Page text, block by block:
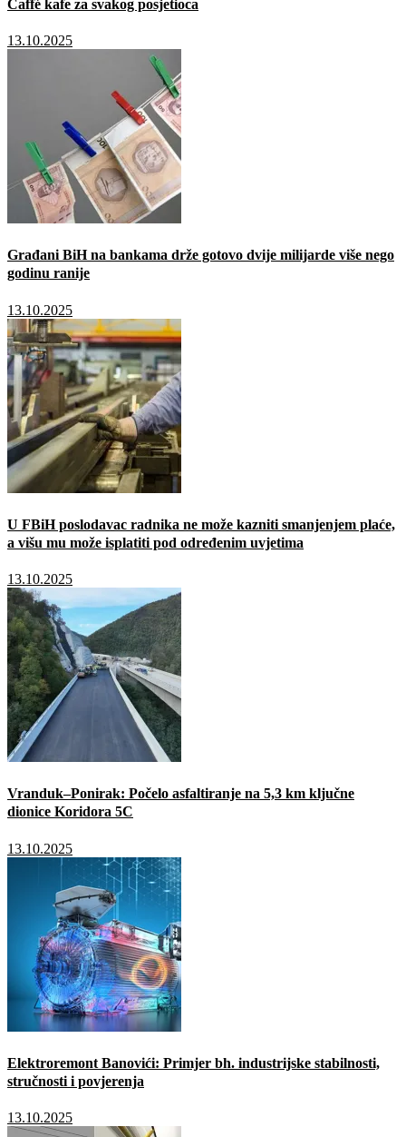
Caffé kafe za svakog posjetioca
13.10.2025
Građani BiH na bankama drže gotovo dvije milijarde više nego
godinu ranije
13.10.2025
U FBiH poslodavac radnika ne može kazniti smanjenjem plaće,
a višu mu može isplatiti pod određenim uvjetima
13.10.2025
Vranduk–Ponirak: Počelo asfaltiranje na 5,3 km ključne
dionice Koridora 5C
13.10.2025
Elektroremont Banovići: Primjer bh. industrijske stabilnosti,
stručnosti i povjerenja
13.10.2025